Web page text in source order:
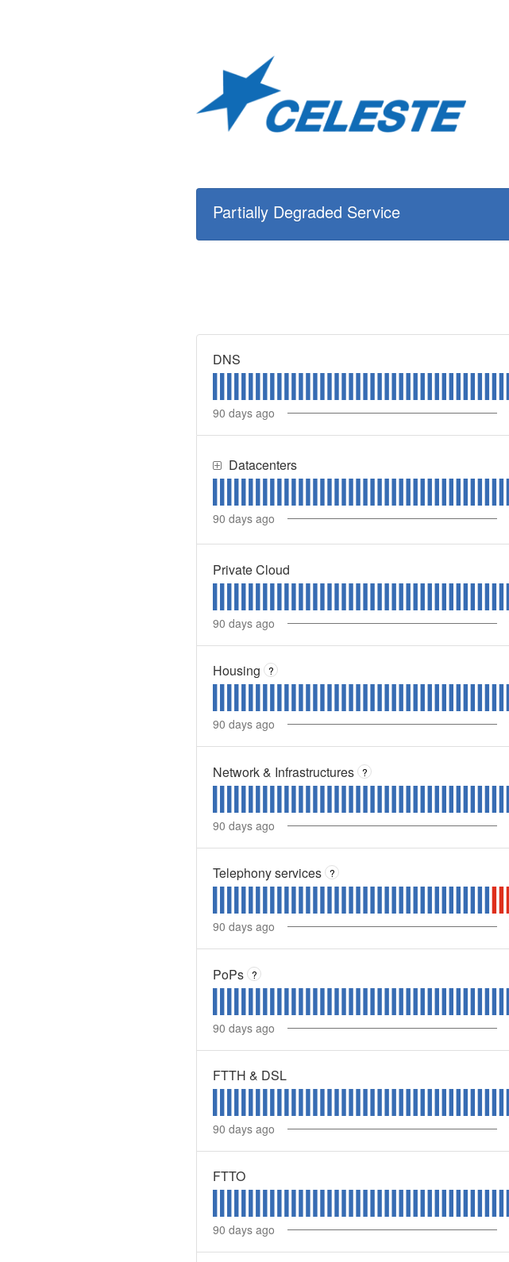
Partially Degraded Service
DNS
90 days ago
Datacenters
90 days ago
Private Cloud
90 days ago
Housing ?
90 days ago
Network & Infrastructures ?
90 days ago
Telephony services ?
90 days ago
PoPs ?
90 days ago
FTTH & DSL
90 days ago
FTTO
90 days ago